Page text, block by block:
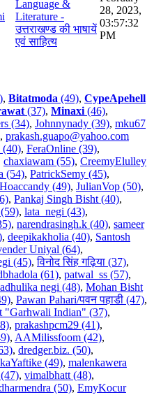
Language &
Literature -
उत्तराखण्ड की भाषायें
एवं साहित्य
28, 2023,
03:57:32
PM
, Bitatmoda (49), CypeApehell
(37), Minaxi(46),
(34), Johnnynady (39), mku67
, prakash.guapo@yahoo.com
(40), FeraOnline (39),
chaxiawam (55), CreemyElulley
(54), PatrickSemy (45),
Hoaccandy (49), JulianVop (50),
, Pankaj Singh Bisht (40),
, lata_negi (43),
, narendrasingh.k (40), sameer
, deepikakholia (40), Santosh
Uniyal (64),
(45),विनोद सिंह गढ़िया (37),
(61), patwal_ss (57),
negi (48), Mohan Bisht
, Pawan Pahari/पवन पहाडी (47),
"Garhwali Indian" (37),
, prakashpcm29 (41),
, AAMilissfoom (42),
, dredger.biz. (50),
kaYaftike (49), malenkawera
, vimalbhatt (48),
(50), EmyKocur